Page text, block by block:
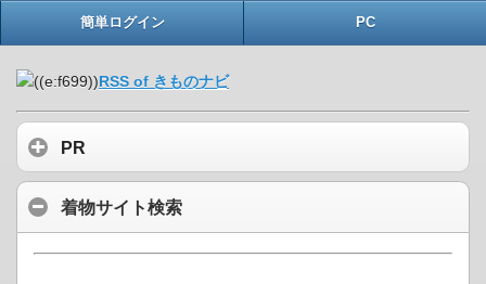
簡単ログイン PC
RSS of きものナビ
PR
着物サイト検索